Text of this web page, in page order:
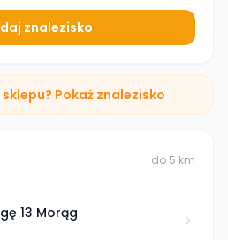
znalezisko
Pokaż znalezisko
do 5 km
13 Morąg